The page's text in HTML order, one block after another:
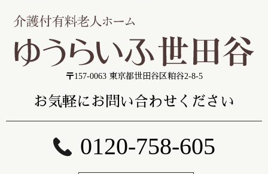
〒157-0063 東京都世田谷区粕谷2-8-5
お気軽にお問い合わせください
0120-758-605